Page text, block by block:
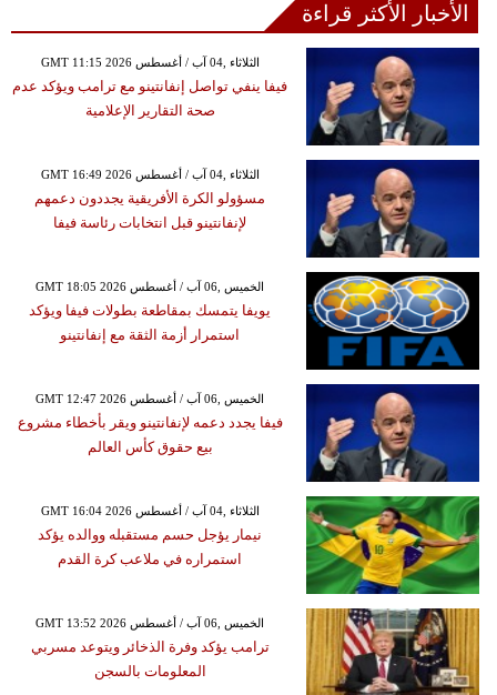
الأخبار الأكثر قراءة
GMT 11:15 2026 الثلاثاء ,04 آب / أغسطس
فيفا ينفي تواصل إنفانتينو مع ترامب ويؤكد عدم
صحة التقارير الإعلامية
GMT 16:49 2026 الثلاثاء ,04 آب / أغسطس
مسؤولو الكرة الأفريقية يجددون دعمهم
لإنفانتينو قبل انتخابات رئاسة فيفا
GMT 18:05 2026 الخميس ,06 آب / أغسطس
يويفا يتمسك بمقاطعة بطولات فيفا ويؤكد
استمرار أزمة الثقة مع إنفانتينو
GMT 12:47 2026 الخميس ,06 آب / أغسطس
فيفا يجدد دعمه لإنفانتينو ويقر بأخطاء مشروع
بيع حقوق كأس العالم
GMT 16:04 2026 الثلاثاء ,04 آب / أغسطس
نيمار يؤجل حسم مستقبله ووالده يؤكد
استمراره في ملاعب كرة القدم
GMT 13:52 2026 الخميس ,06 آب / أغسطس
ترامب يؤكد وفرة الذخائر ويتوعد مسربي
المعلومات بالسجن